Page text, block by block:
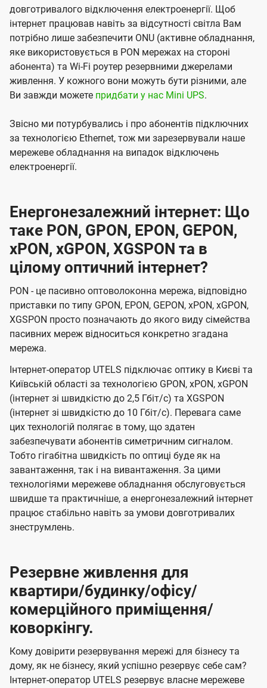
довготривалого відключення електроенергії. Щоб
інтернет працював навіть за відсутності світла Вам
потрібно лише забезпечити ONU (активне обладнання,
яке використовується в PON мережах на стороні
абонента) та Wi-Fi роутер резервними джерелами
живлення. У кожного вони можуть бути різними, але
Ви завжди можете придбати у нас Mini UPS.
Звісно ми потурбувались і про абонентів підключних
за технологією Ethernet, тож ми зарезервували наше
мережеве обладнання на випадок відключень
електроенергії.
Енергонезалежний інтернет: Що
таке PON, GPON, EPON, GEPON,
xPON, xGPON, XGSPON та в
цілому оптичний інтернет?
PON - це пасивно оптоволоконна мережа, відповідно
приставки по типу GPON, EPON, GEPON, xPON, xGPON,
XGSPON просто позначають до якого виду сімейства
пасивних мереж відноситься конкретно згадана
мережа.
Інтернет-оператор UTELS підключає оптику в Києві та
Київській області за технологією GPON, xPON, xGPON
(інтернет зі швидкістю до 2,5 Гбіт/с) та XGSPON
(інтернет зі швидкістю до 10 Гбіт/с). Перевага саме
цих технологій полягає в тому, що здатен
забезпечувати абонентів симетричним сигналом.
Тобто гігабітна швидкість по оптиці буде як на
завантаження, так і на вивантаження. За цими
технологіями мережеве обладнання обслуговується
швидше та практичніше, а енергонезалежний інтернет
працює стабільно навіть за умови довготривалих
знеструмлень.
Резервне живлення для
квартири/будинку/офісу/
комерційного приміщення/
коворкінгу.
Кому довірити резервування мережі для бізнесу та
дому, як не бізнесу, який успішно резервує себе сам?
Інтернет-оператор UTELS резервує власне мережеве